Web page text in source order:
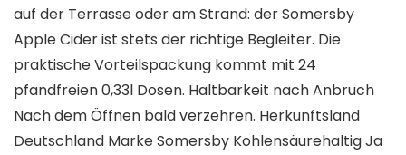
auf der Terrasse oder am Strand: der Somersby
Apple Cider ist stets der richtige Begleiter. Die
praktische Vorteilspackung kommt mit 24
pfandfreien 0,33l Dosen. Haltbarkeit nach Anbruch
Nach dem Öffnen bald verzehren. Herkunftsland
Deutschland Marke Somersby Kohlensäurehaltig Ja